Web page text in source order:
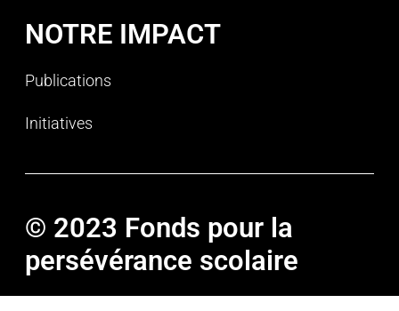
NOTRE IMPACT
Publications
Initiatives
© 2023 Fonds pour la
persévérance scolaire